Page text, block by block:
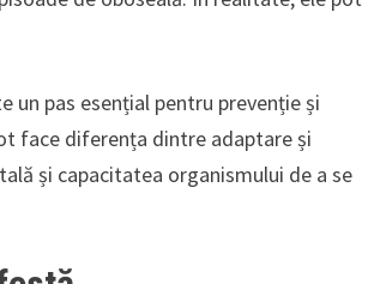
un pas esențial pentru prevenție și
face diferența dintre adaptare și
și capacitatea organismului de a se